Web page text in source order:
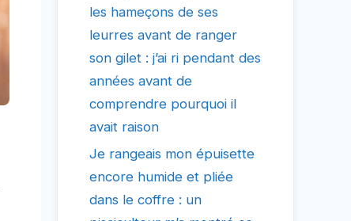
les hameçons de ses
leurres avant de ranger
son gilet : j’ai ri pendant des
années avant de
comprendre pourquoi il
avait raison
Je rangeais mon épuisette
encore humide et pliée
dans le coffre : un